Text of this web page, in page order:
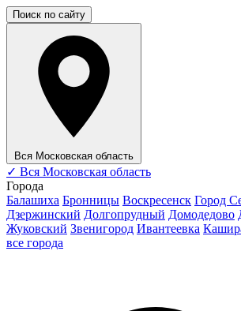
Поиск по сайту
Вся Московская область
✓ Вся Московская область
Города
Балашиха Бронницы Воскресенск Город
Дзержинский Долгопрудный Домодедово
Жуковский Звенигород Ивантеевка
все города